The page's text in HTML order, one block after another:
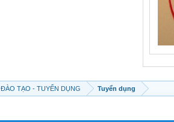
ĐÀO TẠO - TUYỂN DỤNG Tuyển dụng